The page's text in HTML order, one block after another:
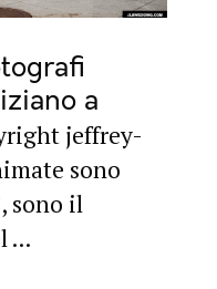
a
jeffrey-
sono
sono il
...